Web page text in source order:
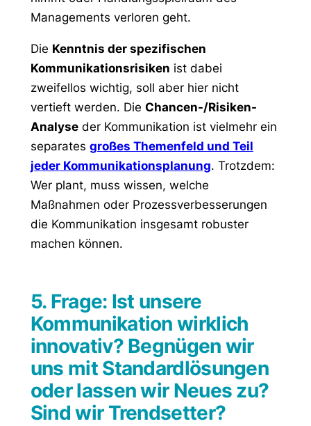
Managements verloren geht.
Die Kenntnis der spezifischen
Kommunikationsrisiken ist dabei
zweifellos wichtig, soll aber hier nicht
vertieft werden. Die Chancen-/Risiken-
Analyseder Kommunikation ist vielmehr ein
separates großes Themenfeld und Teil
jeder Kommunikationsplanung. Trotzdem:
Wer plant, muss wissen, welche
Maßnahmen oder Prozessverbesserungen
die Kommunikation insgesamt robuster
machen können.
5. Frage: Ist unsere
Kommunikation wirklich
innovativ? Begnügen wir
uns mit Standardlösungen
oder lassen wir Neues zu?
Sind wir Trendsetter?